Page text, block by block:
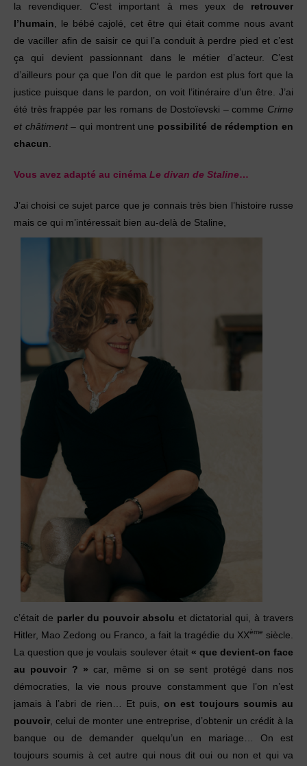
la revendiquer. C’est important à mes yeux de retrouver
l’humain, le bébé cajolé, cet être qui était comme nous avant
de vaciller afin de saisir ce qui l’a conduit à perdre pied et c’est
ça qui devient passionnant dans le métier d’acteur. C’est
d’ailleurs pour ça que l’on dit que le pardon est plus fort que la
justice puisque dans le pardon, on voit l’itinéraire d’un être. J’ai
été très frappée par les romans de Dostoïevski – comme Crime
et châtiment– qui montrent une possibilité de rédemption en
chacun.
Vous avez adapté au cinéma Le divan de Staline…
J’ai choisi ce sujet parce que je connais très bien l’histoire russe
mais ce qui m’intéressait bien au-delà de Staline,
c’était de parler du pouvoir absolu et dictatorial qui, à travers
Hitler, Mao Zedong ou Franco, a fait la tragédie du XXème siècle.
La question que je voulais soulever était « que devient-on face
au pouvoir ? » car, même si on se sent protégé dans nos
démocraties, la vie nous prouve constamment que l’on n’est
jamais à l’abri de rien… Et puis,on est toujours soumis au
pouvoir , celui de monter une entreprise, d’obtenir un crédit à la
banque ou de demander quelqu’un en mariage… On est
toujours soumis à cet autre qui nous dit oui ou non et qui va